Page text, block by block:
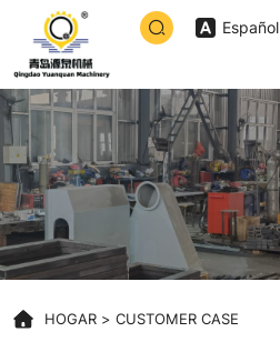
Español
Grupo
de
cachemira
Erdos
HOGAR CUSTOMER CASE